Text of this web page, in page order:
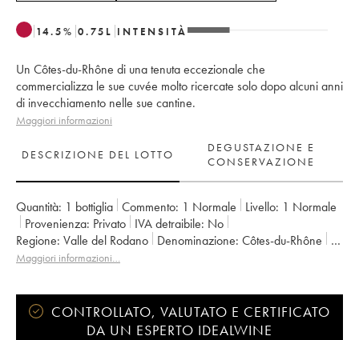
14.5% 0.75 L INTENSITÀ
Un Côtes-du-Rhône di una tenuta eccezionale che
commercializza le sue cuvée molto ricercate solo dopo alcuni anni
di invecchiamento nelle sue cantine.
Maggiori informazioni
DESCRIZIONE DEL LOTTO
DEGUSTAZIONE E
CONSERVAZIONE
Quantità: 1 bottiglia Commento: 1 Normale Livello: 1 Normale
Provenienza:
privato IVA detraibile:
no
Regione:
Valle del Rodano Denominazione:
Côtes-du-Rhône
Proprietario: Emmanuel Reynaud
Maggiori informazioni…
CONTROLLATO, VALUTATO E CERTIFICATO
DA UN ESPERTO IDEALWINE